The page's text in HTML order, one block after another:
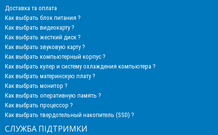
Доставка та оплата
Как выбрать блок питания ?
Как выбрать видеокарту ?
Как выбрать жесткий диск ?
Как выбрать звуковую карту ?
Как выбрать компьютерный корпус ?
Как выбрать кулер и систему охлаждения компьютера ?
Как выбрать материнскую плату ?
Как выбрать монитор ?
Как выбрать оперативную память ?
Как выбрать процессор ?
Как выбрать твердотельный накопитель (SSD) ?
СЛУЖБА ПІДТРИМКИ